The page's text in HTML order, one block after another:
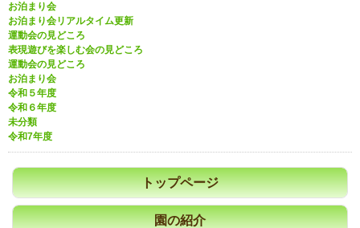
お泊まり会
お泊まり会リアルタイム更新
運動会の見どころ
表現遊びを楽しむ会の見どころ
運動会の見どころ
お泊まり会
令和５年度
令和６年度
未分類
令和7年度
トップページ
園の紹介